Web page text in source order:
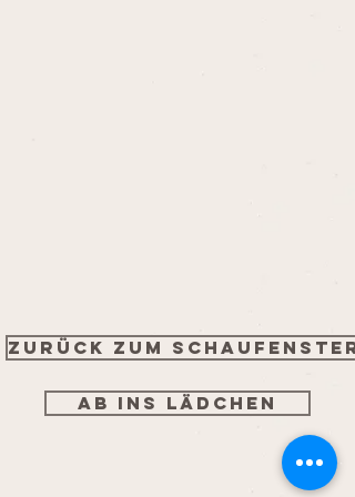
Zurück zum Schaufenster
Ab ins Lädchen